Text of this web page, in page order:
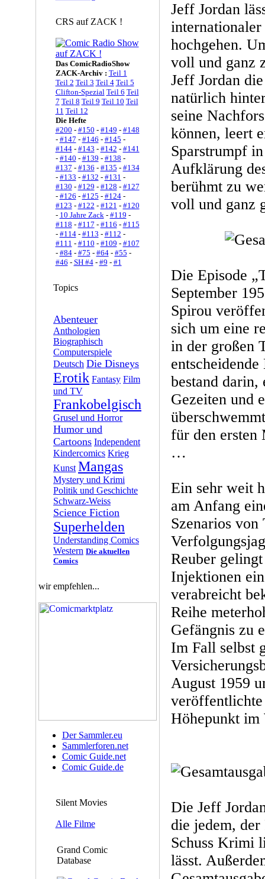
CRS auf ZACK !
Das ComicRadioShow
ZACK-Archiv : Teil 1
Teil 2 Teil 3 Teil 4 Teil 5
Clifton-Spezial Teil 6 Teil
7 Teil 8 Teil 9 Teil 10 Teil
11 Teil 12
Die Hefte
#200 - #150 - #149 - #148
- #147 - #146 - #145 -
#144- #143 - #142 - #141
- #140 - #139 - #138 -
#137 - #136 - #135 - #134
- #133 - #132 - #131 -
#130 - #129 - #128 - #127
- #126 - #125 - #124-
#123 - #122 - #121 - #120
- 10 Jahre Zack- #119 -
#118 - #117 - #116 - #115
- #114- #113 - #112 -
#111 - #110 - #109 - #107
- #84- #75 - #64- #55 -
#46 - SH #4- #9 - #1
Topics
Abenteuer
Anthologien
Biographisch
Computerspiele
Deutsch Die Disneys
Erotik Fantasy Film
und TV
Frankobelgisch
Grusel und Horror
Humor und
Cartoons Independent
Kindercomics Krieg
Kunst Mangas
Mystery und Krimi
Politik und Geschichte
Schwarz-Weiss
Science Fiction
Superhelden
Understanding Comics
Western Die aktuellen
Comics
wir empfehlen...
Der Sammler.eu
Sammlerforen.net
Comic Guide.net
Comic Guide.de
Silent Movies
Alle Filme
Grand Comic
Database
Jeff Jordan
hochgehen.
voll und ganz
Jeff Jordan
natürlich
seine
können, leert
Sparstrumpf
Aufklärung
berühmt zu
voll und ganz
Die Episode
September
Spirou
sich um eine
in der großen
bestand darin,
Gezeiten und
für den ersten
…
Ein sehr weit
am Anfang
Szenarios
Reuber
Injektionen
verabreicht
Reihe
Gefängnis zu
Im Fall selbst
August 1959
veröffentlichte
Höhepunkt im
Die Jeff
die jedem,
Schuss Krimi
lässt.